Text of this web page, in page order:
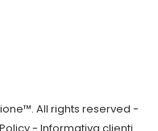
All rights reserved -